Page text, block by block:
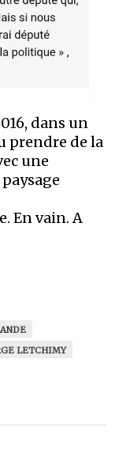
dans un
prendre de la
une
En vain. A
LETCHIMY